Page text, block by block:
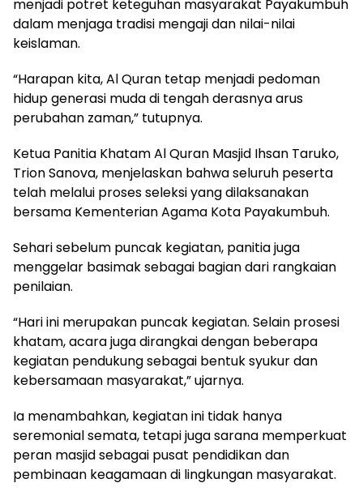
menjadi potret keteguhan masyarakat Payakumbuh
dalam menjaga tradisi mengaji dan nilai-nilai
keislaman.
“Harapan kita, Al Quran tetap menjadi pedoman
hidup generasi muda di tengah derasnya arus
perubahan zaman,” tutupnya.
Ketua Panitia Khatam Al Quran Masjid Ihsan Taruko,
Trion Sanova, menjelaskan bahwa seluruh peserta
telah melalui proses seleksi yang dilaksanakan
bersama Kementerian Agama Kota Payakumbuh.
Sehari sebelum puncak kegiatan, panitia juga
menggelar basimak sebagai bagian dari rangkaian
penilaian.
“Hari ini merupakan puncak kegiatan. Selain prosesi
khatam, acara juga dirangkai dengan beberapa
kegiatan pendukung sebagai bentuk syukur dan
kebersamaan masyarakat,” ujarnya.
Ia menambahkan, kegiatan ini tidak hanya
seremonial semata, tetapi juga sarana memperkuat
peran masjid sebagai pusat pendidikan dan
pembinaan keagamaan di lingkungan masyarakat.